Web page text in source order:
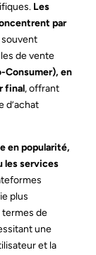
Les
par
souvent
de vente
Consumer), en
final, offrant
d’achat
en popularité,
les services
plus
termes de
une
et la